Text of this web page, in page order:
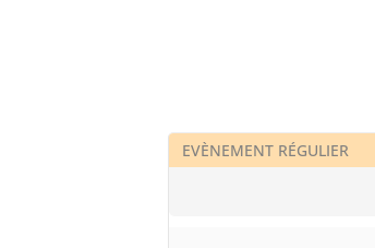
EVÈNEMENT RÉGULIER